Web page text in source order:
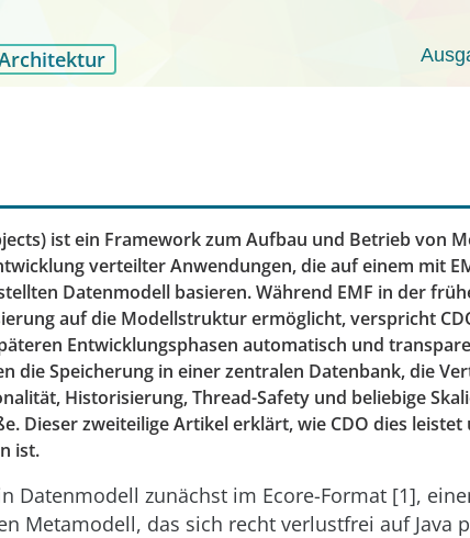
ist ein Framework zum Aufbau und Betrieb von
verteilter Anwendungen, die auf einem mit
Datenmodell basieren. Während EMF in der
auf die Modellstruktur ermöglicht, verspricht
Entwicklungsphasen automatisch und
die Speicherung in einer zentralen Datenbank, die
Historisierung, Thread-Safety und beliebige
Dieser zweiteilige Artikel erklärt, wie CDO dies
ist.
Datenmodell zunächst im Ecore-Format [1],
Metamodell, das sich recht verlustfrei auf Java